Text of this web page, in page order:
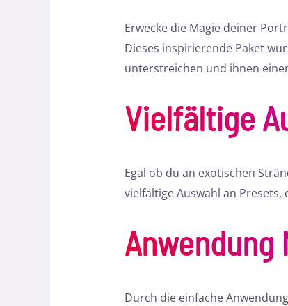
Erwecke die Magie deiner
Dieses inspirierende Paket
unterstreichen und ihnen
Vielfältige
Egal ob du an exotischen
vielfältige Auswahl an
Anwendung
Durch die einfache